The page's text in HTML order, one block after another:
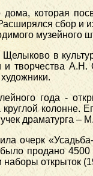
дома, которая
сбор и
в
творчества А.Н.
года -
колонне.
драматурга –
очерк
было продано
открыток